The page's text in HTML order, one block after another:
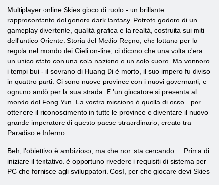
Multiplayer online Skies gioco di ruolo - un brillante
rappresentante del genere dark fantasy. Potrete godere di un
gameplay divertente, qualità grafica e la realtà, costruita sui miti
dell'antico Oriente. Storia del Medio Regno, che lottano per la
regola nel mondo dei Cieli on-line, ci dicono che una volta c'era
un unico stato con una sola nazione e un solo cuore. Ma vennero
i tempi bui - il sovrano di Huang Di è morto, il suo impero fu diviso
in quattro parti. Ci sono nuove province con i nuovi governanti, e
ognuno andò per la sua strada. E 'un giocatore si presenta al
mondo del Feng Yun. La vostra missione è quella di esso - per
ottenere il riconoscimento in tutte le province e diventare il nuovo
grande imperatore di questo paese straordinario, creato tra
Paradiso e Inferno.
Beh, l'obiettivo è ambizioso, ma che non sta cercando ... Prima di
iniziare il tentativo, è opportuno rivedere i requisiti di sistema per
PC che fornisce agli sviluppatori. Così, per che giocare devi Skies